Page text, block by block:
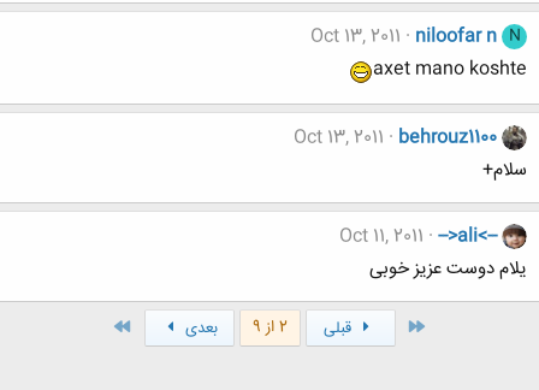
N
niloofar n
Oct 13, 2011
axet mano koshte
behrouz1100
Oct 13, 2011
سلام+
-->ali<--
Oct 11, 2011
یلام دوست عزیز خوبی
اول قبلی 2 از 9 بعدی